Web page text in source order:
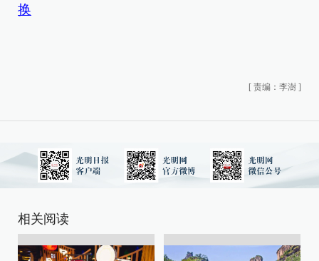
换
[ 责编：李澍 ]
相关阅读